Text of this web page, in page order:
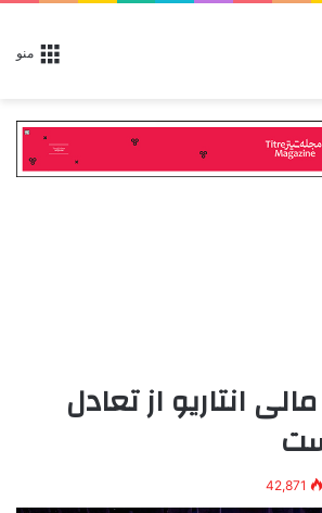
منو
انتاریو از تعادل
42,871